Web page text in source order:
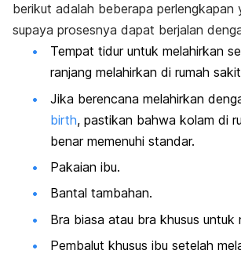
berikut adalah beberapa perlengkapan
supaya prosesnya dapat berjalan
Tempat tidur untuk melahirkan
ranjang melahirkan di rumah
Jika berencana melahirkan
birth, pastikan bahwa kolam di
benar memenuhi standar.
Pakaian ibu.
Bantal tambahan.
Bra biasa atau bra khusus untuk
Pembalut khusus ibu setelah